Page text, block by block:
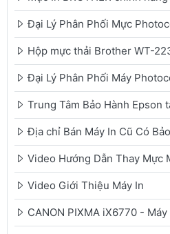
Đại Lý Phân Phối Mực
Hộp mực thải Brother WT-
Đại Lý Phân Phối Máy
Trung Tâm Bảo Hành Epson
Địa chỉ Bán Máy In Cũ Có
Video Hướng Dẫn Thay Mực
Video Giới Thiệu Máy In
CANON PIXMA iX6770 -